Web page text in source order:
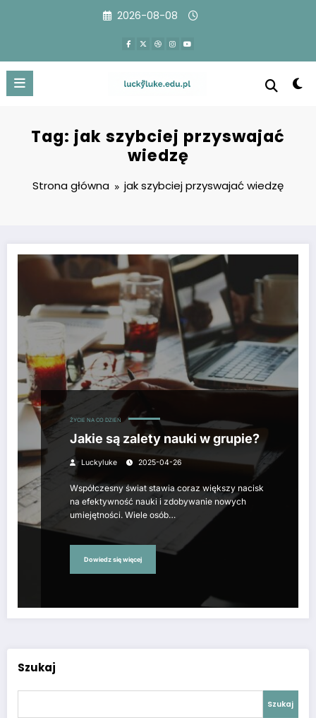
2026-08-08
Tag: jak szybciej przyswajać
wiedzę
Strona główna jak szybciej przyswajać wiedzę
ŻYCIE NA CO DZIEŃ
Jakie są zalety nauki w grupie?
Luckyluke 2025-04-26
Współczesny świat stawia coraz większy nacisk
na efektywność nauki i zdobywanie nowych
umiejętności. Wiele osób…
Dowiedz się więcej
Szukaj
Szukaj